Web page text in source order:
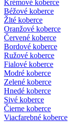
Krémové koberce
Béžové koberce
Žlté koberce
Oranžové koberce
Červené koberce
Bordové koberce
Ružové koberce
Fialové koberce
Modré koberce
Zelené koberce
Hnedé koberce
Sivé koberce
Čierne koberce
Viacfarebné koberce